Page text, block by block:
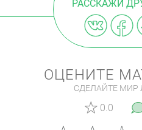
РАССКАЖИ
ОЦЕНИТЕ
СДЕЛАЙТЕ МИР
0.0